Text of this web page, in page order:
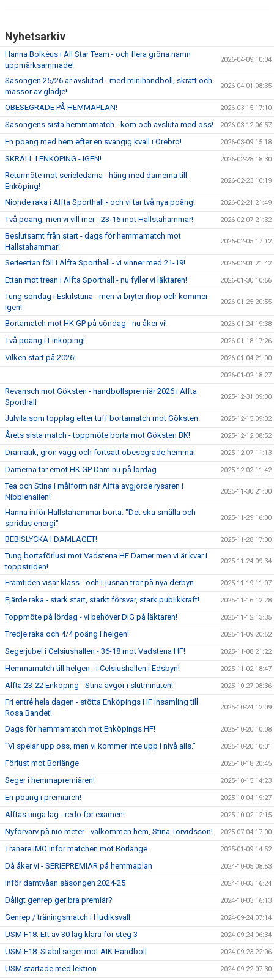
Nyhetsarkiv
Hanna Bolkéus i All Star Team - och flera gröna namn
uppmärksammade!
2026-04-09 10:04
Säsongen 25/26 är avslutad - med minihandboll, skratt och
massor av glädje!
2026-04-01 08:35
OBESEGRADE PÅ HEMMAPLAN! 2026-03-15 17:10
Säsongens sista hemmamatch - kom och avsluta med oss! 2026-03-12 06:57
En poäng med hem efter en svängig kväll i Örebro! 2026-03-09 15:18
SKRÄLL I ENKÖPING - IGEN! 2026-02-28 18:30
Returmöte mot serieledarna - häng med damerna till
Enköping!
2026-02-23 10:19
Nionde raka i Alfta Sporthall - och vi tar två nya poäng! 2026-02-21 21:49
Två poäng, men vi vill mer - 23-16 mot Hallstahammar! 2026-02-07 21:32
Beslutsamt från start - dags för hemmamatch mot
Hallstahammar!
2026-02-05 17:12
Serieettan föll i Alfta Sporthall - vi vinner med 21-19! 2026-02-01 21:42
Ettan mot trean i Alfta Sporthall - nu fyller vi läktaren! 2026-01-30 10:56
Tung söndag i Eskilstuna - men vi bryter ihop och kommer
igen!
2026-01-25 20:55
Bortamatch mot HK GP på söndag - nu åker vi! 2026-01-24 19:38
Två poäng i Linköping! 2026-01-18 17:26
Vilken start på 2026! 2026-01-04 21:00
2026-01-02 18:27
Revansch mot Göksten - handbollspremiär 2026 i Alfta
Sporthall
2025-12-31 09:30
Julvila som topplag efter tuff bortamatch mot Göksten. 2025-12-15 09:32
Årets sista match - toppmöte borta mot Göksten BK! 2025-12-12 08:52
Dramatik, grön vägg och fortsatt obesegrade hemma! 2025-12-07 11:13
Damerna tar emot HK GP Dam nu på lördag 2025-12-02 11:42
Tea och Stina i målform när Alfta avgjorde rysaren i
Nibblehallen!
2025-11-30 21:00
Hanna inför Hallstahammar borta: "Det ska smälla och
spridas energi"
2025-11-29 16:00
BEBISLYCKA I DAMLAGET! 2025-11-28 17:00
Tung bortaförlust mot Vadstena HF Damer men vi är kvar i
toppstriden!
2025-11-24 09:34
Framtiden visar klass - och Ljusnan tror på nya derbyn 2025-11-19 11:07
Fjärde raka - stark start, starkt försvar, stark publikkraft! 2025-11-16 12:28
Toppmöte på lördag - vi behöver DIG på läktaren! 2025-11-12 13:35
Tredje raka och 4/4 poäng i helgen! 2025-11-09 20:52
Segerjubel i Celsiushallen - 36-18 mot Vadstena HF! 2025-11-08 21:22
Hemmamatch till helgen - i Celsiushallen i Edsbyn! 2025-11-02 18:47
Alfta 23-22 Enköping - Stina avgör i slutminuten! 2025-10-27 08:36
Fri entré hela dagen - stötta Enköpings HF insamling till
Rosa Bandet!
2025-10-24 12:09
Dags för hemmamatch mot Enköpings HF! 2025-10-20 10:08
"Vi spelar upp oss, men vi kommer inte upp i nivå alls." 2025-10-20 10:01
Förlust mot Borlänge 2025-10-18 20:45
Seger i hemmapremiären! 2025-10-15 14:23
En poäng i premiären! 2025-10-04 19:27
Alftas unga lag - redo för examen! 2025-10-02 12:15
Nyförvärv på nio meter - välkommen hem, Stina Torvidsson! 2025-07-04 17:00
Tränare IMO inför matchen mot Borlänge 2025-01-09 14:52
Då åker vi - SERIEPREMIÄR på hemmaplan 2024-10-05 08:53
Inför damtvåan säsongen 2024-25 2024-10-03 16:24
Dåligt genrep ger bra premiär? 2024-10-03 16:13
Genrep / träningsmatch i Hudiksvall 2024-09-24 07:14
USM F18: Ett av 30 lag klara för steg 3 2024-09-24 06:34
USM F18: Stabil seger mot AIK Handboll 2024-09-23 22:06
USM startade med lektion 2024-09-22 07:30